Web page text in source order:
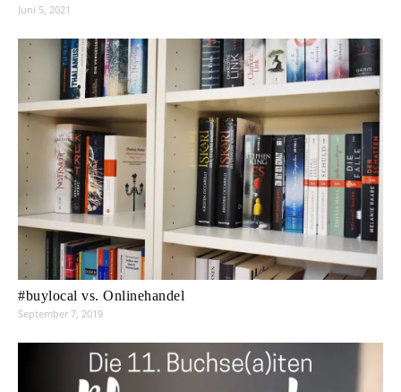
Juni 5, 2021
#buylocal vs. Onlinehandel
September 7, 2019